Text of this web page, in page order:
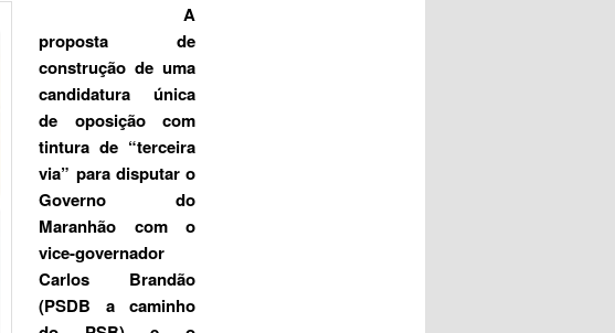
A
proposta de
construção de uma
candidatura única
de oposição com
tintura de “terceira
via” para disputar o
Governo do
Maranhão com o
vice-governador
Carlos Brandão
(PSDB a caminho